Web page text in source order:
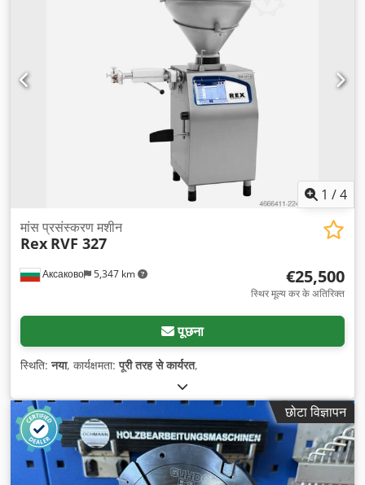
1 /4
Аксаково 5,347 km
मांस प्रसंस्करण मशीन
Rex RVF 327
€25,500
स्थिर मूल्य कर के अतिरिक्त
पूछना
स्थिति:नया, कार्यक्षमता:पूरी तरह से कार्यरत,
छोटा विज्ञापन